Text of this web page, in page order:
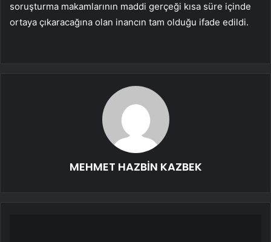
soruşturma makamlarının maddi gerçeği kısa süre içinde
ortaya çıkaracağına olan inancın tam olduğu ifade edildi.
MEHMET HAZBİN KAZBEK